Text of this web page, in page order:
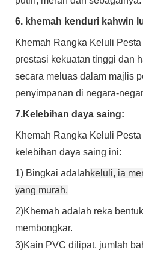
6. khemah kenduri kahwin
Khemah Rangka Keluli
prestasi kekuatan tinggi dan
secara meluas dalam majlis
penyimpanan di negara-
7.Kelebihan daya saing:
Khemah Rangka Keluli
kelebihan daya saing ini:
1) Bingkai adalahkeluli, ia
yang murah.
2)Khemah adalah reka
membongkar.
3)Kain PVC dilipat, jumlah